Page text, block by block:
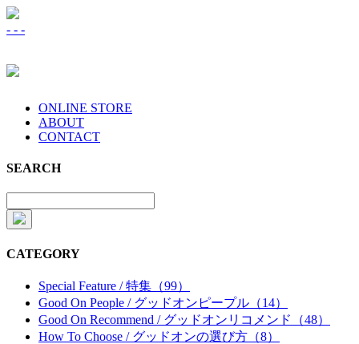
- - -
ONLINE STORE
ABOUT
CONTACT
SEARCH
CATEGORY
Special Feature / 特集（99）
Good On People / グッドオンピープル（14）
Good On Recommend / グッドオンリコメンド（48）
How To Choose / グッドオンの選び方（8）